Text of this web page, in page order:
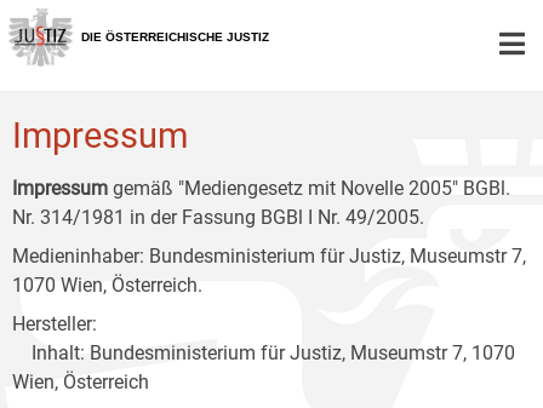
Zur
Hauptnavigation
[1]
Zum
Inhalt
[2]
Zum
Untermenü
[3]
DIE ÖSTERREICHISCHE JUSTIZ
Impressum
Impressum gemäß "Mediengesetz mit Novelle 2005" BGBl.
Nr. 314/1981 in der Fassung BGBl I Nr. 49/2005.
Medieninhaber: Bundesministerium für Justiz, Museumstr 7,
1070 Wien, Österreich.
Hersteller:
Inhalt: Bundesministerium für Justiz, Museumstr 7, 1070
Wien, Österreich